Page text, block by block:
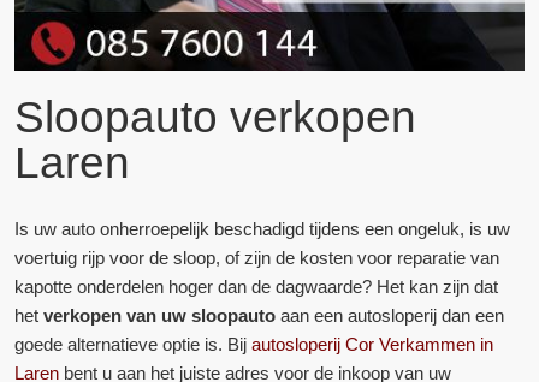
Sloopauto verkopen
Laren
Is uw auto onherroepelijk beschadigd tijdens een ongeluk, is uw
voertuig rijp voor de sloop, of zijn de kosten voor reparatie van
kapotte onderdelen hoger dan de dagwaarde? Het kan zijn dat
het verkopen van uw sloopauto aan een autosloperij dan een
goede alternatieve optie is. Bij autosloperij Cor Verkammen in
Laren bent u aan het juiste adres voor de inkoop van uw